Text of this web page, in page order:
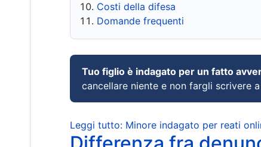
Costi della difesa
Domande frequenti
Tuo figlio è indagato per un fatto
cancellare niente e non fargli scrivere
Leggi tutto: Minore indagato per reati